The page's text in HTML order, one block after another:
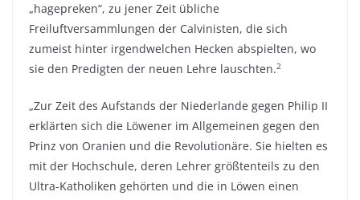
„hagepreken“, zu jener Zeit übliche
Freiluftversammlungen der Calvinisten, die sich
zumeist hinter irgendwelchen Hecken abspielten, wo
sie den Predigten der neuen Lehre lauschten.2
„Zur Zeit des Aufstands der Niederlande gegen Philip II
erklärten sich die Löwener im Allgemeinen gegen den
Prinz von Oranien und die Revolutionäre. Sie hielten es
mit der Hochschule, deren Lehrer größtenteils zu den
Ultra-Katholiken gehörten und die in Löwen einen